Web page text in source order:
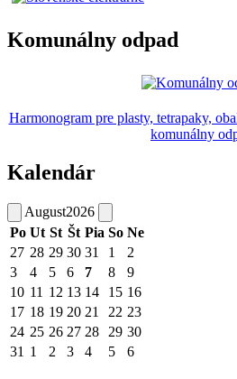
Komunálny odpad
Harmonogram pre plasty, tetrapaky,
komunálny
Kalendár
August2026
Po Ut St Št Pia So Ne
27 28 29 30 31 1
2
3
4 5 6 7 8
9
10 11 12 13 14 15 16
17 18 19 20 21 22 23
24 25 26 27 28 29 30
31 1 2 3 4 5 6